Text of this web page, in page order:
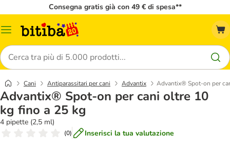
Consegna gratis già con 49 € di spesa**
Overview
Cerca
Cani Antiparassitari per cani Advantix Advantix® Spot-on per
Advantix® Spot-on per cani oltre 10
kg fino a 25 kg
4 pipette (2,5 ml)
(0) Inserisci la tua valutazione